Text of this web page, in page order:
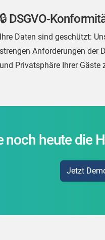
🔒 DSGVO-
Ihre Daten sind geschützt:
strengen Anforderungen der
und Privatsphäre Ihrer Gäste
noch heute die
Jetzt